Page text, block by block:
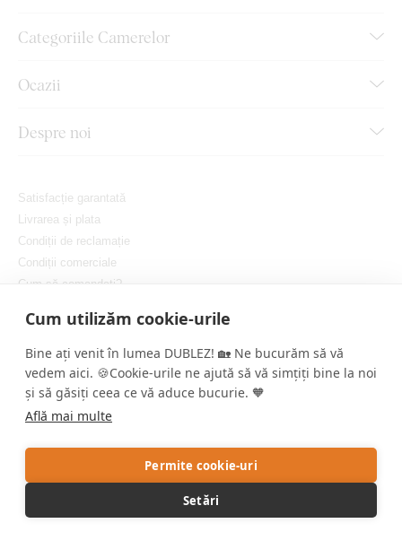
Cum utilizăm cookie-urile
Bine ați venit în lumea DUBLEZ! 🏡 Ne bucurăm să vă
vedem aici. 🍪Cookie-urile ne ajută să vă simțiți bine la noi
și să găsiți ceea ce vă aduce bucurie. 🧡
Află mai multe
Permite cookie-uri
Setări
Categoriile Camerelor
Ocazii
Despre noi
Satisfacție garantată
Livrarea și plata
Condiții de reclamație
Condiții comerciale
Cum să comandați?
Setați cookie-urile
Copyright © DUBLEZ 2026 | Toate drepturile rezervate
Crearea magazinelor online performante de către
Acest site este protejat de reCAPTCHA, iar Google aplică
Politica de